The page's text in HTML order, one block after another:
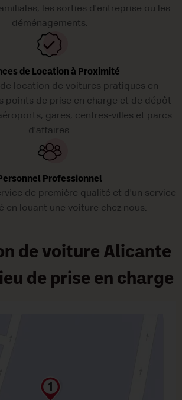
les sorties d'entreprise ou les
déménagements.
de Location à Proximité
de location de voitures pratiques en
points de prise en charge et de dépôt
gares, centres-villes et parcs
d'affaires.
Personnel Professionnel
de première qualité et d'un service
en louant une voiture chez nous.
de voiture Alicante
de prise en charge